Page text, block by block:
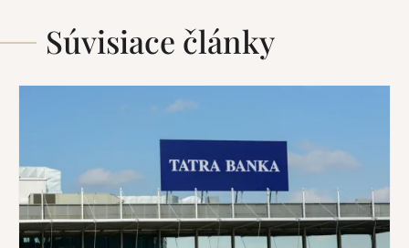
Súvisiace články